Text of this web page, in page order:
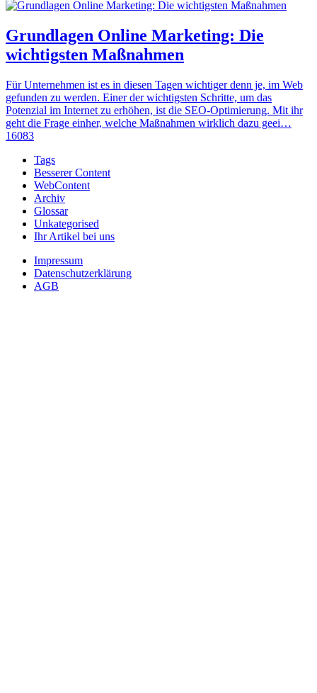
Grundlagen Online Marketing: Die
wichtigsten Maßnahmen
Für Unternehmen ist es in diesen Tagen wichtiger denn je, im Web
gefunden zu werden. Einer der wichtigsten Schritte, um das
Potenzial im Internet zu erhöhen, ist die SEO-Optimierung. Mit ihr
geht die Frage einher, welche Maßnahmen wirklich dazu geei…
16083
Tags
Besserer Content
WebContent
Archiv
Glossar
Unkategorised
Ihr Artikel bei uns
Impressum
Datenschutzerklärung
AGB